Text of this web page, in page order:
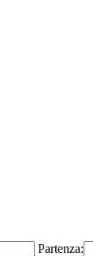
Partenza: